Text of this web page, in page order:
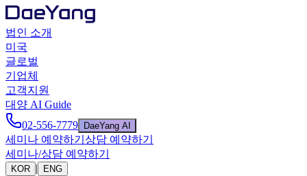
법인 소개
미국
글로벌
기업체
고객지원
대양 AI Guide
02-556-7779
DaeYang AI
세미나 예약하기 상담 예약하기
세미나/상담 예약하기
KOR |
ENG